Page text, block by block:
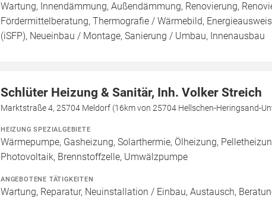
Wartung, Innendämmung, Außendämmung, Renovierung,
Fördermittelberatung, Thermografie / Wärmebild,
(iSFP), Neueinbau / Montage, Sanierung / Umbau, Innenausbau
Schlüter Heizung & Sanitär, Inh. Volker Streich
Marktstraße 4, 25704 Meldorf (16km von 25704 Hellschen-Heringsand-
HEIZUNG SPEZIALGEBIETE
Wärmepumpe, Gasheizung, Solarthermie, Ölheizung,
Photovoltaik, Brennstoffzelle, Umwälzpumpe
ANGEBOTENE TÄTIGKEITEN
Wartung, Reparatur, Neuinstallation / Einbau, Austausch,